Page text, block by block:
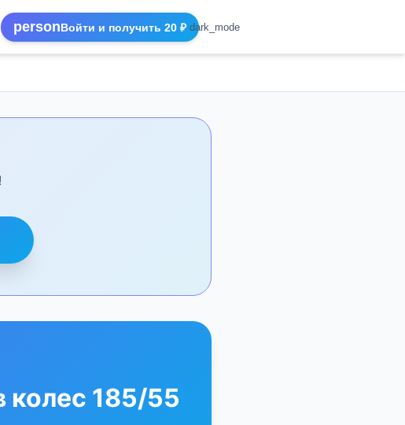
personВойти и получить 20 ₽ dark_mode
колес 185/55